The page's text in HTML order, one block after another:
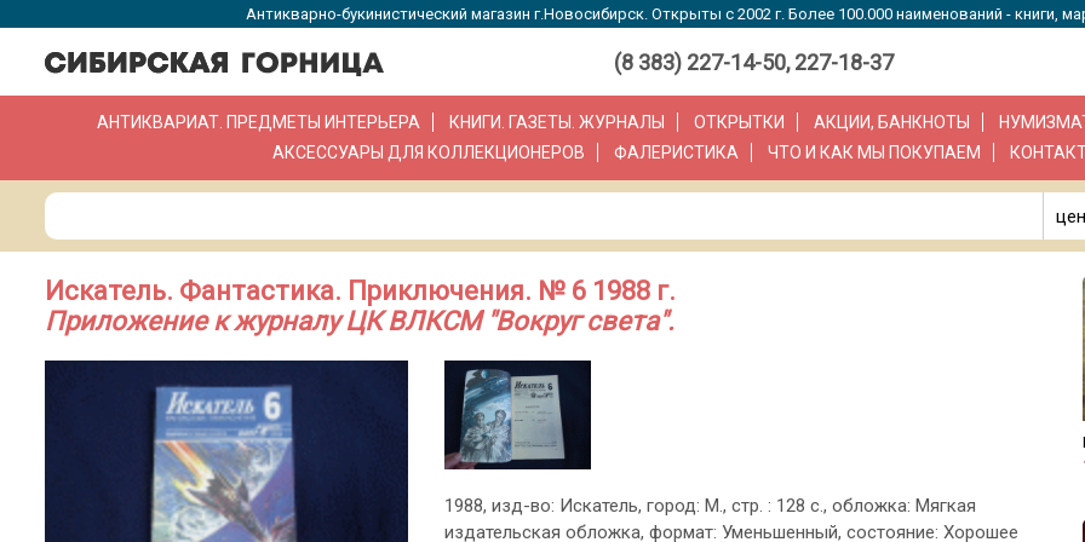
Антикварно-букинистический магазин г.Новосибирск. Открыты с 2002 г. Более 100.000 наименований - книги,
(8 383) 227-14-50, 227-18-37
АНТИКВАРИАТ. ПРЕДМЕТЫ ИНТЕРЬЕРА КНИГИ. ГАЗЕТЫ. ЖУРНАЛЫ ОТКРЫТКИ АКЦИИ, БАНКНОТЫ
АКСЕССУАРЫ ДЛЯ КОЛЛЕКЦИОНЕРОВ
ФАЛЕРИСТИКА ЧТО И КАК МЫ ПОКУПАЕМ
Искатель. Фантастика. Приключения. № 6 1988 г.
Приложение к журналу ЦК ВЛКСМ "Вокруг света".
1988, изд-во: Искатель, город: М., стр. : 128 с., обложка: Мягкая
издательская обложка, формат: Уменьшенный, состояние: Хорошее